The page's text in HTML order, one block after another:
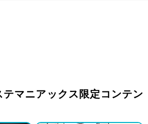
テマニアックス限定コンテン